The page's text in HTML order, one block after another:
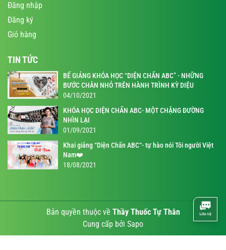
Đăng nhập
Đăng ký
Giỏ hàng
TIN TỨC
BẾ GIẢNG KHÓA HỌC “DIỆN CHẨN ABC” - NHỮNG
BƯỚC CHÂN NHỎ TRÊN HÀNH TRÌNH KỲ DIỆU
04/10/2021
KHÓA HỌC DIỆN CHẨN ABC- MỘT CHẶNG ĐƯỜNG
NHÌN LẠI
01/09/2021
Khai giảng “Diện Chẩn ABC“- tự hào nói Tôi người Việt
Nam❤️
18/08/2021
Bản quyền thuộc về Thầy Thuốc Tự Thân
Cung cấp bởi Sapo